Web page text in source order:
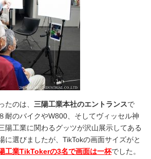
たのは、 三陽工業本社のエントランスで
耐のバイクやW800、そしてヴィッセル神
陽工業に関わるグッツが沢山展示してある
に選びましたが、TikTokの画面サイズがと
工業TikTokerの3名で画面は一杯でした。